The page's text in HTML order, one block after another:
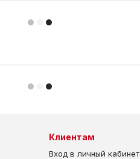
Клиентам
Вход в личный кабинет